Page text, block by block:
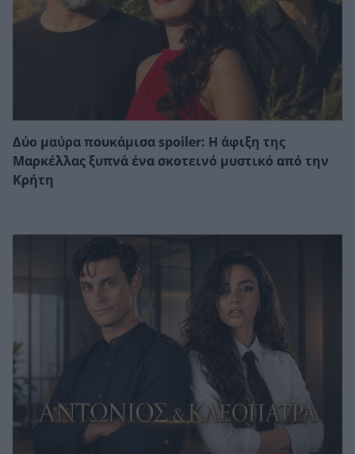
Δύο μαύρα πουκάμισα spoiler: Η άφιξη της
Μαρκέλλας ξυπνά ένα σκοτεινό μυστικό από την
Κρήτη